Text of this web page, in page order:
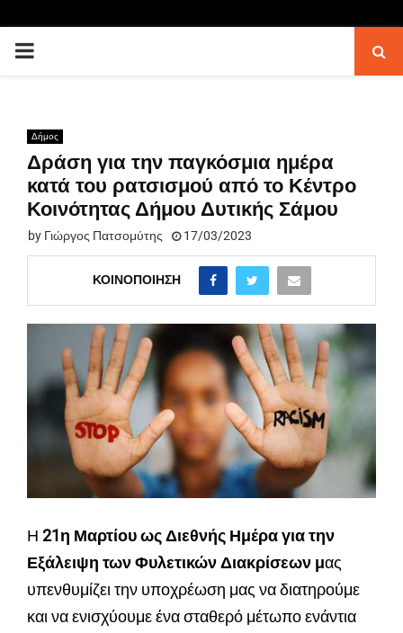
PRIMARY
Δήμος
Δράση για την παγκόσμια ημέρα
κατά του ρατσισμού από το Κέντρο
Κοινότητας Δήμου Δυτικής Σάμου
by Γιώργος Πατσομύτης 17/03/2023
ΚΟΙΝΟΠΟΊΗΣΗ
Η 21η Μαρτίου ως Διεθνής Ημέρα για την
Εξάλειψη των Φυλετικών Διακρίσεων μας
υπενθυμίζει την υποχρέωση μας να διατηρούμε
και να ενισχύουμε ένα σταθερό μέτωπο ενάντια